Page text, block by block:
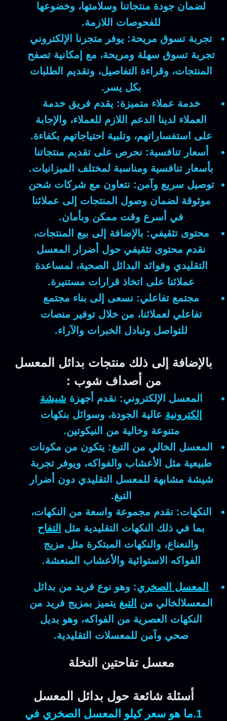
لضمان جودة منتجاتنا وسلامتها، وخضوعها
للفحوصات اللازمة.
تجربة تسوق مريحة: يوفر متجرنا الإلكتروني
تجربة تسوق سهلة ومريحة، مع إمكانية تصفح
المنتجات، وقراءة التفاصيل، وتقديم الطلبات
بكل يسر.
خدمة عملاء متميزة: يقدم فريق خدمة
العملاء لدينا الدعم اللازم للعملاء، والإجابة
على استفساراتهم، وتلبية احتياجاتهم بكفاءة.
أسعار تنافسية: نحرص على تقديم منتجاتنا
بأسعار تنافسية ومناسبة لمختلف الميزانيات.
توصيل سريع وآمن: نتعاون مع شركات شحن
موثوقة لضمان وصول المنتجات إلى عملائنا
في أسرع وقت ممكن وبأمان.
محتوى تثقيفي: بالإضافة إلى بيع المنتجات،
نقدم محتوى تثقيفي حول أضرار المعسل
التقليدي وفوائد البدائل الصحية، لمساعدة
عملائنا على اتخاذ قرارات مستنيرة.
مجتمع تفاعلي: نسعى إلى بناء مجتمع
تفاعلي لعملائنا، من خلال توفير منصات
للتواصل وتبادل الخبرات والآراء.
بالإضافة إلى ذلك منتجات بدائل المعسل
من أصداف شوب :
المعسل الإلكتروني: نقدم أجهزة شيشة
إلكترونية عالية الجودة، وسوائل بنكهات
متنوعة وخالية من النيكوتين.
المعسل الخالي من التبغ: يتكون من مكونات
طبيعية مثل الأعشاب والفواكه، ويوفر تجربة
شيشة مشابهة للمعسل التقليدي دون أضرار
التبغ.
النكهات: نقدم مجموعة واسعة من النكهات،
بما في ذلك النكهات التقليدية مثل
التفاح
والنعناع، والنكهات المبتكرة مثل مزيج
الفواكه الاستوائية والأعشاب المنعشة.
المعسل الصخري: وهو نوع فريد من بدائل
المعسلالخالي من
التبغ يتميز بمزيج فريد من
النكهات العصرية من الفواكه، وهو بديل
صحي وآمن للمعسلات التقليدية.
معسل تفاحتين النخلة
أسئلة شائعة حول بدائل المعسل
1.ما هو سعر كيلو المعسل الصخري في